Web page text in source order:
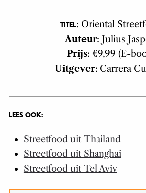
TITEL: Oriental
Auteur: Julius
Prijs: €9,99 (E-
Uitgever: Carrera
LEES OOK:
Streetfood uit Thailand
Streetfood uit Shanghai
Streetfood uit Tel Aviv